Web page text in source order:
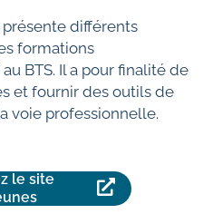
différents
formations
BTS. Il a pour finalité de
et fournir des outils de
voie professionnelle.
le site